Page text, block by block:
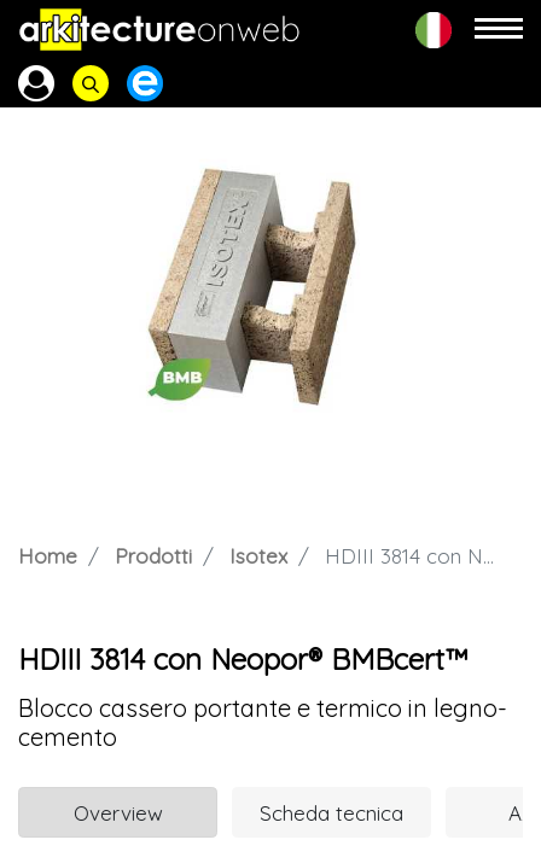
Home Prodotti Isotex HDIII 3814 con Neopor® BMBcert™
HDIII 3814 con Neopor® BMBcert™
Blocco cassero portante e termico in legno-
cemento
Overview Scheda tecnica